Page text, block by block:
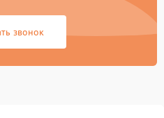
звонок